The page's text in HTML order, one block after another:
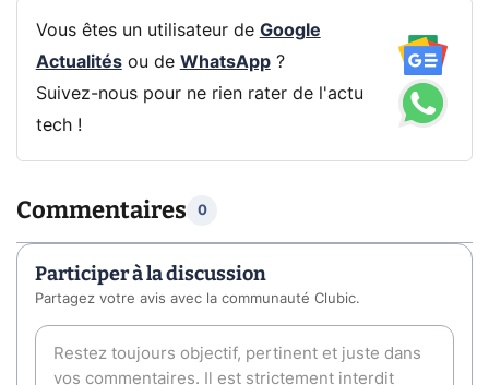
Vous êtes un utilisateur de Google
Actualitésou de WhatsApp?
Suivez-nous pour ne rien rater de l'actu
tech !
Commentaires 0
Participer à la discussion
Partagez votre avis avec la communauté Clubic.